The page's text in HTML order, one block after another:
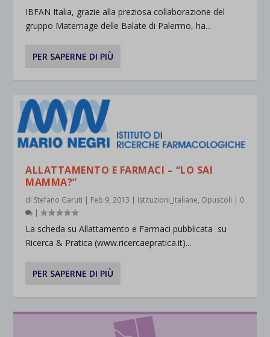
IBFAN Italia, grazie alla preziosa collaborazione del
gruppo Maternage delle Balate di Palermo, ha...
PER SAPERNE DI PIÙ
ALLATTAMENTO E FARMACI – “LO SAI
MAMMA?”
di Stefano Garuti | Feb 9, 2013 | Istituzioni_Italiane, Opuscoli | 0
|
La scheda su Allattamento e Farmaci pubblicata su
Ricerca & Pratica (www.ricercaepratica.it)...
PER SAPERNE DI PIÙ